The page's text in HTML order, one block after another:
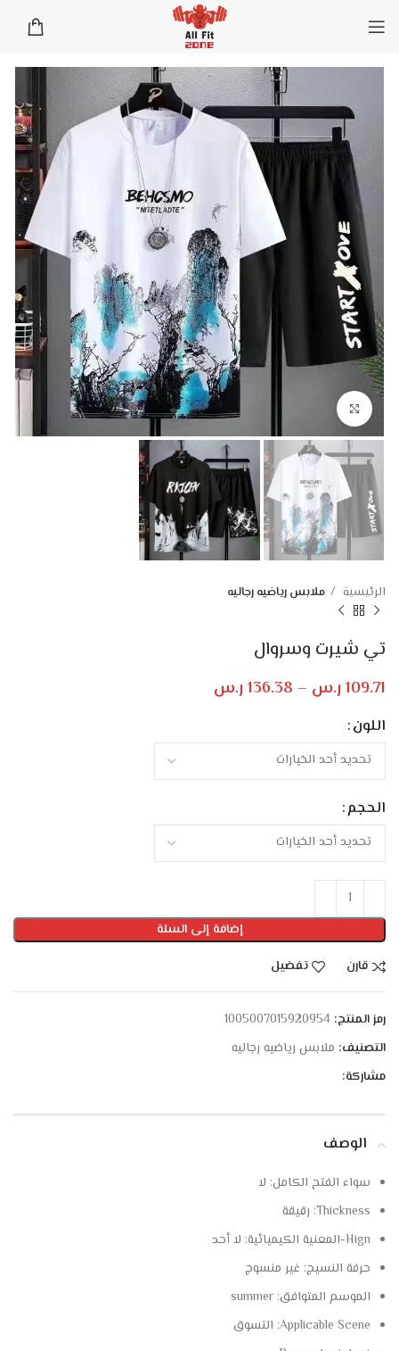
الرئيسية ملابس رياضيه رجاليه
تي شيرت وسروال
109.71 ر.س –
136.38 ر.س
اللون
الحجم
إضافة إلى السلة
قارن
تفضيل
رمز المنتج: 1005007015920954
التصنيف: ملابس رياضيه رجاليه
مشاركة:
الوصف
سواء الفتح الكامل: لا
Thickness: رقيقة
Hign-المعنية الكيميائية:
لا أحد
حرفة النسيج: غير منسوج
الموسم المتوافق: summer
Applicable Scene: التسوق